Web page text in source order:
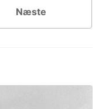
Næste